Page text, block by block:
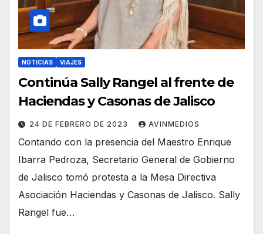
NOTICIAS VIAJES
Continúa Sally Rangel al frente de
Haciendas y Casonas de Jalisco
24 DE FEBRERO DE 2023 AVINMEDIOS
Contando con la presencia del Maestro Enrique
Ibarra Pedroza, Secretario General de Gobierno
de Jalisco tomó protesta a la Mesa Directiva
Asociación Haciendas y Casonas de Jalisco. Sally
Rangel fue…